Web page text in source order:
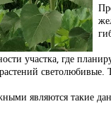
участка, где
являются такие